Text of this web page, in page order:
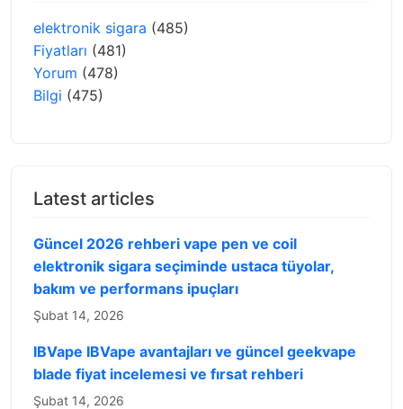
elektronik sigara (485)
Fiyatları (481)
Yorum (478)
Bilgi (475)
Latest articles
Güncel 2026 rehberi vape pen ve coil
elektronik sigara seçiminde ustaca tüyolar,
bakım ve performans ipuçları
Şubat 14, 2026
IBVape IBVape avantajları ve güncel geekvape
blade fiyat incelemesi ve fırsat rehberi
Şubat 14, 2026